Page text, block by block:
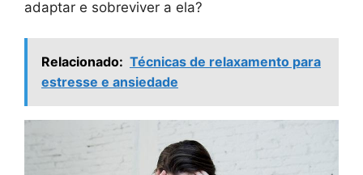
adaptar e sobreviver a ela?
Relacionado: Técnicas de relaxamento para
estresse e ansiedade